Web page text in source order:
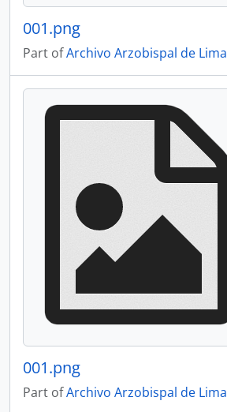
001.png
Part ofArchivo Arzobispal de Lima
001.png
Part ofArchivo Arzobispal de Lima